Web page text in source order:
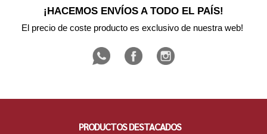
¡HACEMOS ENVÍOS A TODO EL PAÍS!
El precio de coste producto es exclusivo de nuestra web!
PRODUCTOS DESTACADOS